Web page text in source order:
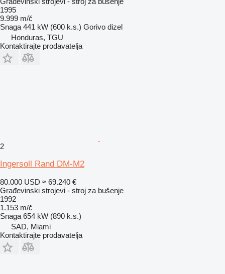
1995
9.999 m/č
Snaga 441 kW (600 k.s.) Gorivo dizel
Honduras, TGU
Kontaktirajte prodavatelja
2
Ingersoll Rand DM-M2
80.000 USD ≈ 69.240 €
Građevinski strojevi - stroj za bušenje
1992
1.153 m/č
Snaga 654 kW (890 k.s.)
SAD, Miami
Kontaktirajte prodavatelja